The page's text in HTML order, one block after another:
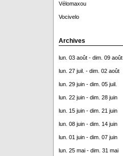
Vélomaxou
Vocivelo
Archives
lun. 03 août - dim. 09 août
lun. 27 juil. - dim. 02 août
lun. 29 juin - dim. 05 juil.
lun. 22 juin - dim. 28 juin
lun. 15 juin - dim. 21 juin
lun. 08 juin - dim. 14 juin
lun. 01 juin - dim. 07 juin
lun. 25 mai - dim. 31 mai